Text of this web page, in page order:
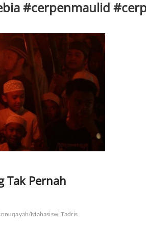
#cerpenmaulid
Tak Pernah
Mahasiswi Tadris